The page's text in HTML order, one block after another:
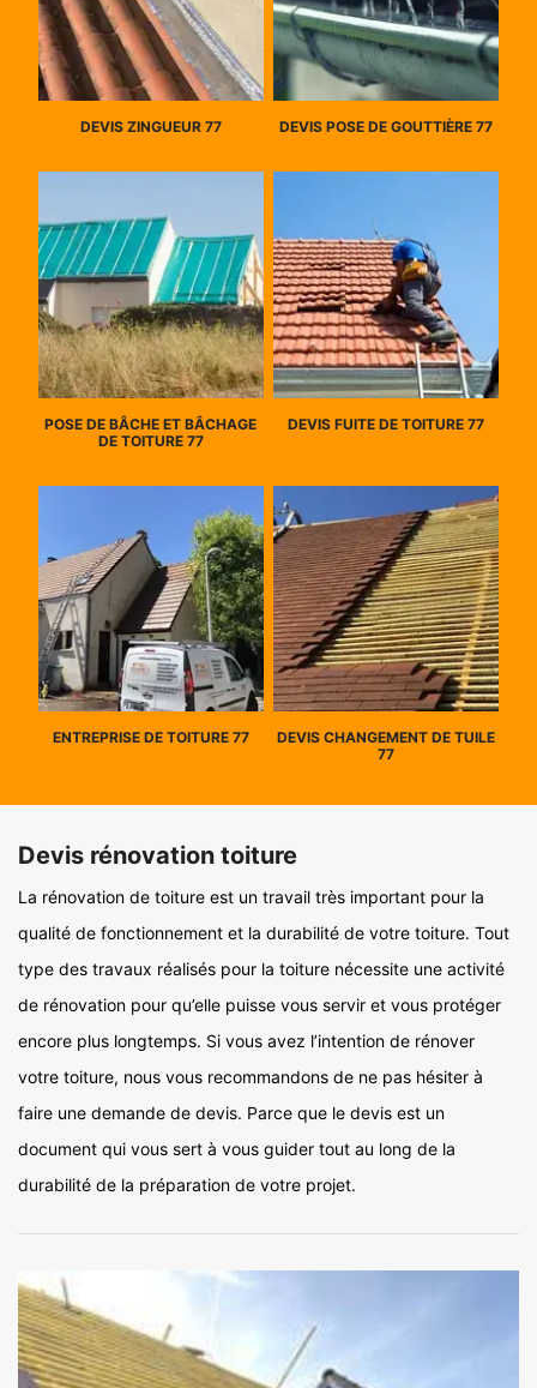
DEVIS ZINGUEUR 77 DEVIS POSE DE GOUTTIÈRE 77
POSE DE BÂCHE ET BÂCHAGE
DE TOITURE 77
DEVIS FUITE DE TOITURE 77
ENTREPRISE DE TOITURE 77
DEVIS CHANGEMENT DE TUILE
77
Devis rénovation toiture
La rénovation de toiture est un travail très important pour la
qualité de fonctionnement et la durabilité de votre toiture. Tout
type des travaux réalisés pour la toiture nécessite une activité
de rénovation pour qu’elle puisse vous servir et vous protéger
encore plus longtemps. Si vous avez l’intention de rénover
votre toiture, nous vous recommandons de ne pas hésiter à
faire une demande de devis. Parce que le devis est un
document qui vous sert à vous guider tout au long de la
durabilité de la préparation de votre projet.